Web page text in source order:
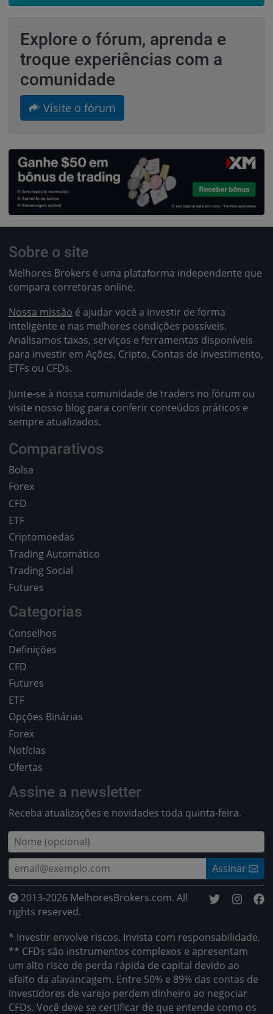
Explore o fórum, aprenda e
troque experiências com a
comunidade
Visite o fórum
Sobre o site
Melhores Brokers é uma plataforma independente que
compara corretoras online.
Nossa missão é ajudar você a investir de forma
inteligente e nas melhores condições possíveis.
Analisamos taxas, serviços e ferramentas disponíveis
para investir em Ações, Cripto, Contas de Investimento,
ETFs ou CFDs.
Junte-se à nossa comunidade de traders no fórum ou
visite nosso blog para conferir conteúdos práticos e
sempre atualizados.
Comparativos
Bolsa
Forex
CFD
ETF
Criptomoedas
Trading Automático
Trading Social
Futures
Categorias
Conselhos
Definições
CFD
Futures
ETF
Opções Binárias
Forex
Notícias
Ofertas
Assine a newsletter
Receba atualizações e novidades toda quinta-feira.
Assinar
2013-2026 MelhoresBrokers.com. All
rights reserved.
* Investir envolve riscos. Invista com responsabilidade.
** CFDs são instrumentos complexos e apresentam
um alto risco de perda rápida de capital devido ao
efeito da alavancagem. Entre 50% e 89% das contas de
investidores de varejo perdem dinheiro ao negociar
CFDs. Você deve se certificar de que entende como os